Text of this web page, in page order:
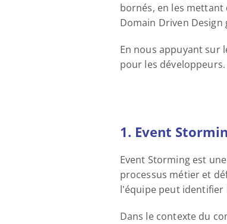
bornés, en les
Domain Driven Design
En nous appuyant sur
pour les développeurs.
1. Event
Event Storming est
processus métier et
l'équipe peut identifier
Dans le contexte du